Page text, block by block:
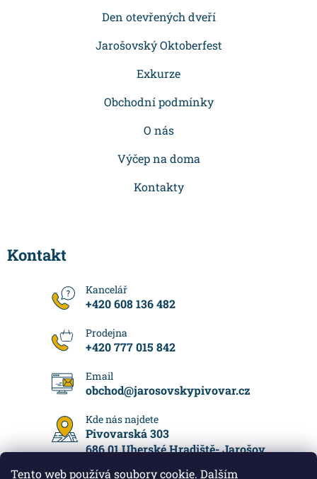
Tento web používá soubory cookie. Dalším
Den otevřených dveří
Jarošovský Oktoberfest
Exkurze
Obchodní podmínky
O nás
Výčep na doma
Kontakty
Kontakt
obchod@jarosovskypivovar.cz
+420 608 136 482
+420 777 015 842
Pivovarská 303
686 01 Uherské Hradiště- Jarošov